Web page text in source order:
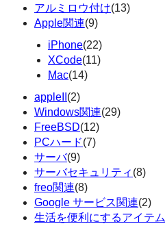
アルミロウ付け(13)
Apple関連(9)
iPhone(22)
XCode(11)
Mac(14)
appleII (2)
Windows関連(29)
FreeBSD(12)
PCハード(7)
サーバ(9)
サーバセキュリティ (8)
freo関連(8)
Google サービス関連(2)
生活を便利にするアイテム